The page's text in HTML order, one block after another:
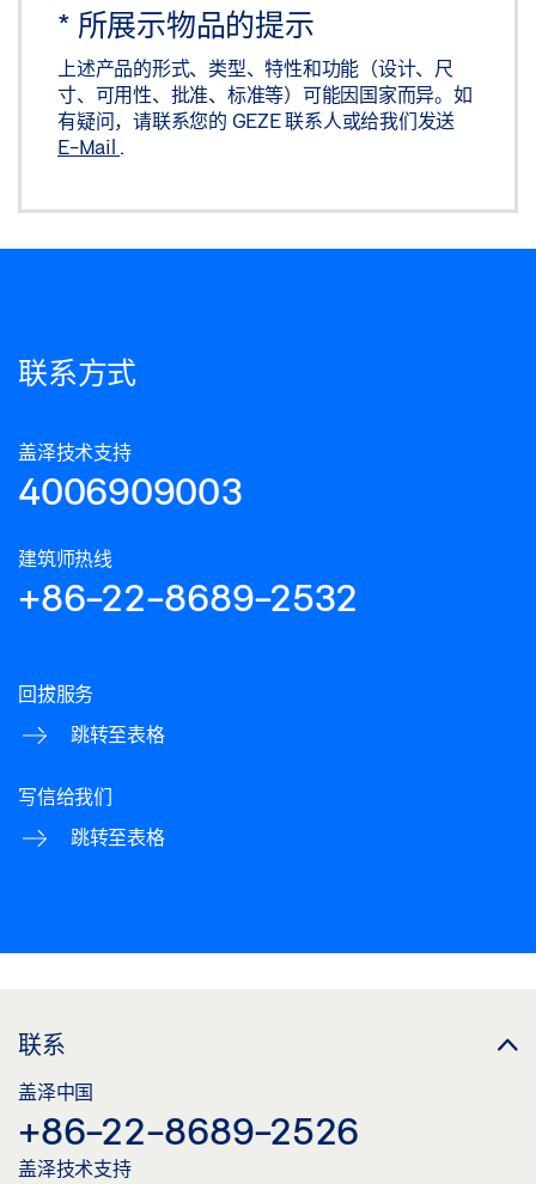
* 所展示物品的提示
上述产品的形式、类型、特性和功能（设计、尺
寸、可用性、批准、标准等）可能因国家而异。如
有疑问，请联系您的 GEZE 联系人或给我们发送
E-Mail .
联系方式
盖泽技术支持
4006909003
建筑师热线
+86-22-8689-2532
回拔服务
跳转至表格
写信给我们
跳转至表格
联系
盖泽中国
+86-22-8689-2526
盖泽技术支持